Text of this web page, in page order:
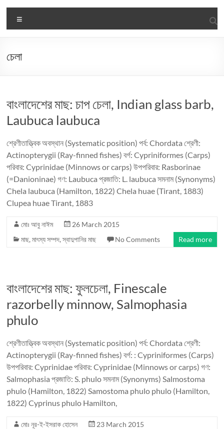
চেলা
বাংলাদেশের মাছ: চাপ চেলা, Indian glass barb,
Laubuca laubuca
শ্রেণীতাত্ত্বিক অবস্থান (Systematic position) পর্ব: Chordata শ্রেণী:
Actinopterygii (Ray-finned fishes) বর্গ: Cypriniformes (Carps)
পরিবার: Cyprinidae (Minnows or carps) উপপরিবার: Rasborinae
(=Danioninae) গণ: Laubuca প্রজাতি: L. laubuca সমনাম (Synonyms)
Chela laubuca (Hamilton, 1822) Chela huae (Tirant, 1883)
Clupea huae Tirant, 1883
মোঃ আবু নাঈম
26 March 2015
মাছ,মাৎস্য সম্পদ,স্বাদুপানির মাছ No Comments Read more
বাংলাদেশের মাছ: ফুলচেলা, Finescale
razorbelly minnow, Salmophasia
phulo
শ্রেণীতাত্ত্বিক অবস্থান (Systematic position) পর্ব: Chordata শ্রেণী:
Actinopterygii (Ray-finned fishes) বর্গ: : Cypriniformes (Carps)
উপপরিবার: Cyprinidae পরিবার: Cyprinidae (Minnows or carps) গণ:
Salmophasia প্রজাতি: S. phulo সমনাম (Synonyms) Salmostoma
phulo (Hamilton, 1822) Samostoma phulo phulo (Hamilton,
1822) Cyprinus phulo Hamilton,
মোঃ নূর-ই-ইসরাক হোসেন
23 March 2015